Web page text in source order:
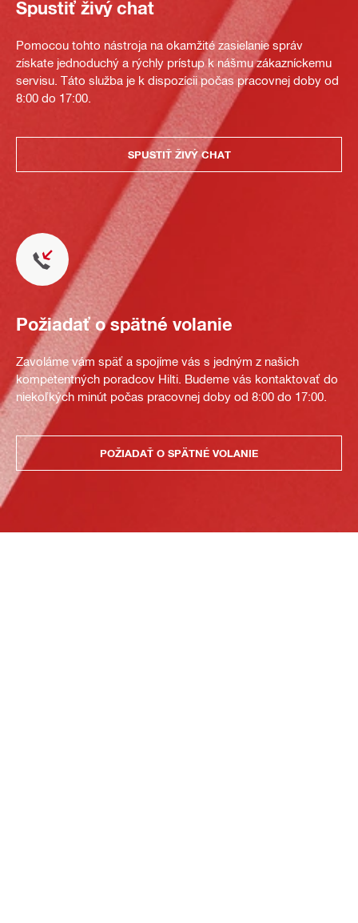
Spustiť živý chat
Pomocou tohto nástroja na okamžité zasielanie správ
získate jednoduchý a rýchly prístup k nášmu zákazníckemu
servisu. Táto služba je k dispozícii počas pracovnej doby od
8:00 do 17:00.
SPUSTIŤ ŽIVÝ CHAT
Požiadať o spätné volanie
Zavoláme vám späť a spojíme vás s jedným z našich
kompetentných poradcov Hilti. Budeme vás kontaktovať do
niekoľkých minút počas pracovnej doby od 8:00 do 17:00.
POŽIADAŤ O SPÄTNÉ VOLANIE